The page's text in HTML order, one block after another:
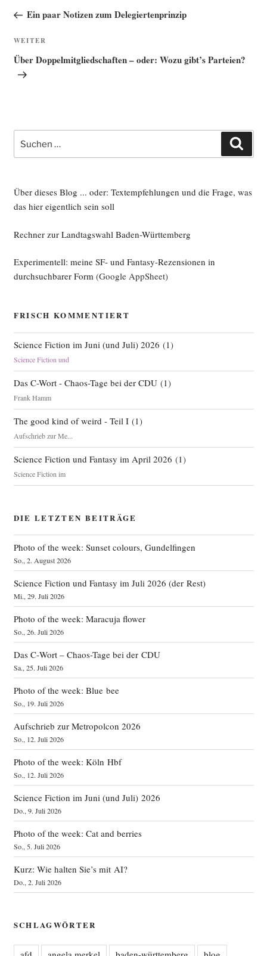
BeitragEin paar Notizen zum Delegiertenprinzip
Nächster
Beitrag
WEITER
Über Doppelmitgliedschaften – oder: Wozu gibt’s Parteien?
nach:
Über dieses Blog ... oder: Textempfehlungen und die Frage, was
das hier eigentlich sein soll
Rechner zur Landtagswahl Baden-Württemberg
Experimentell: meine SF- und Fantasy-Rezensionen in
durchsuchbarer Form(Google AppSheet)
FRISCH KOMMENTIERT
Science Fiction im Juni (und Juli) 2026 (1)
Science Fiction und
Das C-Wort - Chaos-Tage bei der CDU(1)
Frank Hamm
The good kind of weird - Teil I(1)
Aufschrieb zur Me...
Science Fiction und Fantasy im April 2026 (1)
Science Fiction im
DIE LETZTEN BEITRÄGE
Photo of the week: Sunset colours, Gundelfingen
So., 2. August 2026
Science Fiction und Fantasy im Juli 2026 (der Rest)
Mi., 29. Juli 2026
Photo of the week: Maracuja flower
So., 26. Juli 2026
Das C‑Wort – Chaos-Tage bei der CDU
Sa., 25. Juli 2026
Photo of the week: Blue bee
So., 19. Juli 2026
Aufschrieb zur Metropolcon 2026
So., 12. Juli 2026
Photo of the week: Köln Hbf
So., 12. Juli 2026
Science Fiction im Juni (und Juli) 2026
Do., 9. Juli 2026
Photo of the week: Cat and berries
So., 5. Juli 2026
Kurz: Wie halten Sie’s mit AI?
Do., 2. Juli 2026
SCHLAGWÖRTER